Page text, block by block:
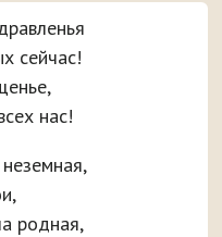
сейчас!
нас!
родная,